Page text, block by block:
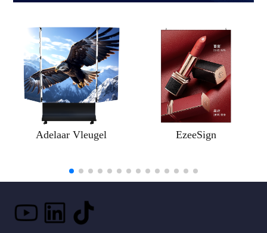
Adelaar Vleugel EzeeSign